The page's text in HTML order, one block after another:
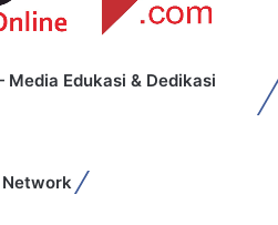
Edukasi & Dedikasi
Network